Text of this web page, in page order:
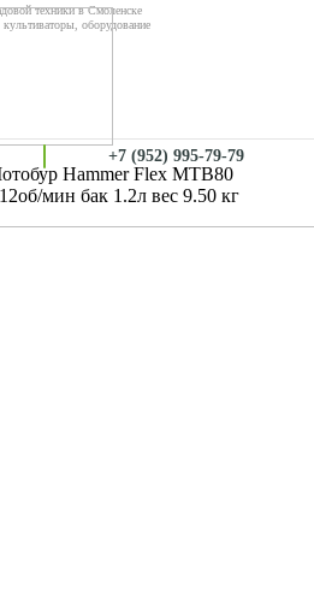
техники в Смоленске
оборудование
+7 (952) 995-79-79
Hammer Flex MTB80
мин бак 1.2л вес 9.50 кг